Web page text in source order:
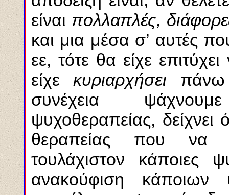
είναι πολλαπλές,
και μια μέσα σ’ αυτές
εε, τότε θα είχε
είχεκυριαρχήσει πάνω
συνέχεια
ψυχοθεραπείας, δείχνει
θεραπείας που να
τουλάχιστον κάποιες
ανακούφιση